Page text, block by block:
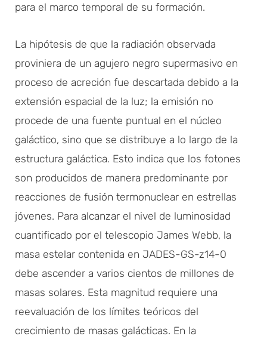
para el marco temporal de su formación.
La hipótesis de que la radiación observada
proviniera de un agujero negro supermasivo en
proceso de acreción fue descartada debido a la
extensión espacial de la luz; la emisión no
procede de una fuente puntual en el núcleo
galáctico, sino que se distribuye a lo largo de la
estructura galáctica. Esto indica que los fotones
son producidos de manera predominante por
reacciones de fusión termonuclear en estrellas
jóvenes. Para alcanzar el nivel de luminosidad
cuantificado por el telescopio James Webb, la
masa estelar contenida en JADES-GS-z14-0
debe ascender a varios cientos de millones de
masas solares. Esta magnitud requiere una
reevaluación de los límites teóricos del
crecimiento de masas galácticas. En la